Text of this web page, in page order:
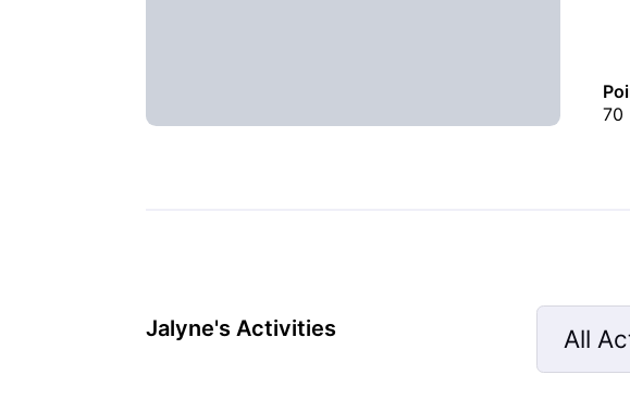
70
Jalyne's Activities
All